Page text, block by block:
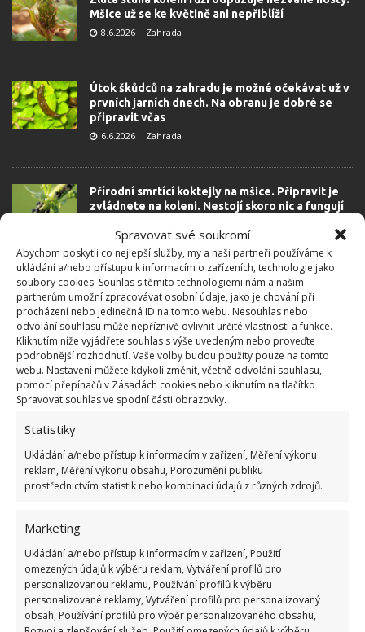
Spravovat své soukromí
Abychom poskytli co nejlepší služby, my a naši partneři používáme k
ukládání a/nebo přístupu k informacím o zařízeních, technologie jako
soubory cookies. Souhlas s těmito technologiemi nám a našim
partnerům umožní zpracovávat osobní údaje, jako je chování při
procházení nebo jedinečná ID na tomto webu. Nesouhlas nebo
odvolání souhlasu může nepříznivě ovlivnit určité vlastnosti a funkce.
Kliknutím níže vyjádřete souhlas s výše uvedeným nebo proveďte
podrobnější rozhodnutí. Vaše volby budou použity pouze na tomto
webu. Nastavení můžete kdykoli změnit, včetně odvolání souhlasu,
pomocí přepínačů v Zásadách cookies nebo kliknutím na tlačítko
Spravovat souhlas ve spodní části obrazovky.
Statistiky
Ukládání a/nebo přístup k informacím v zařízení, Měření výkonu
reklam, Měření výkonu obsahu, Porozumění publiku
prostřednictvím statistik nebo kombinací údajů z různých zdrojů.
Marketing
Ukládání a/nebo přístup k informacím v zařízení, Použití
omezených údajů k výběru reklam, Vytváření profilů pro
personalizovanou reklamu, Používání profilů k výběru
personalizované reklamy, Vytváření profilů pro personalizovaný
obsah, Používání profilů pro výběr personalizovaného obsahu,
Mšice už se ke květině ani nepřiblíží
8.6.2026 Zahrada
Útok škůdců na zahradu je možné očekávat už v
prvních jarních dnech. Na obranu je dobré se
připravit včas
6.6.2026 Zahrada
Přírodní smrtící koktejly na mšice. Připravit je
zvládnete na koleni. Nestojí skoro nic a fungují
5.6.2026 Zahrada
Braňte rostliny proti mšicím obyčejným
mlékem. Levný domácí postřik bez chemie
3.6.2026 Zahrada
1 2 »
OBLÍBENÉ ČLÁNKY
Pokuta až 10 000 Kč hrozí za nesprávné sekání i
nesekání trávy. Záleží i na prostředku a lokaci
1.6.2026